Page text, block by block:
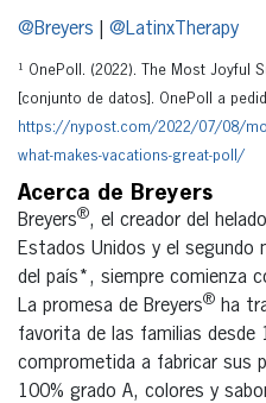
@Breyers @LatinxTherapy
¹ OnePoll. (2022). The Most Joyful
[conjunto de datos]. OnePoll a
https://nypost.com/2022/07/08/
what-makes-vacations-great-poll/
Acerca de Breyers
Breyers®, el creador del
Estados Unidos y el segundo
del país*, siempre comienza
La promesa de Breyers® ha
favorita de las familias desde
comprometida a fabricar sus
100% grado A, colores y